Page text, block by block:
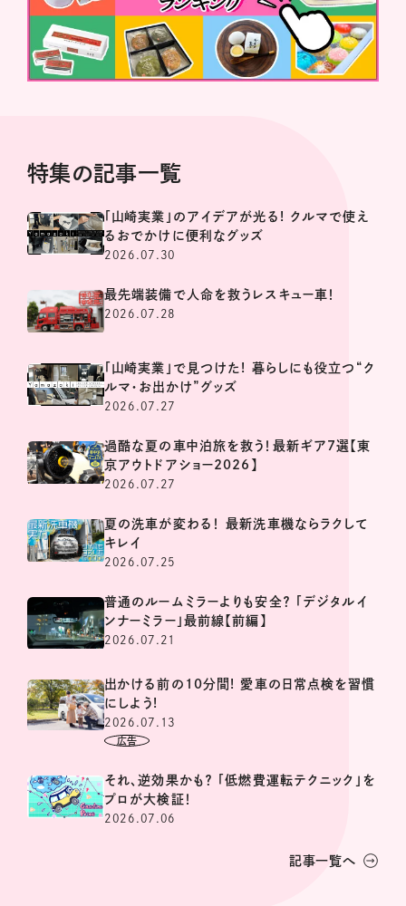
特集の記事一覧
「山崎実業」のアイデアが光る! クルマで使え
るおでかけに便利なグッズ
2026.07.30
最先端装備で人命を救うレスキュー車！
2026.07.28
「山崎実業」で見つけた! 暮らしにも役立つ“ク
ルマ・お出かけ”グッズ
2026.07.27
過酷な夏の車中泊旅を救う！最新ギア7選【東
京アウトドアショー2026】
2026.07.27
夏の洗車が変わる！ 最新洗車機ならラクして
キレイ
2026.07.25
普通のルームミラーよりも安全？ 「デジタルイ
ンナーミラー」最前線【前編】
2026.07.21
出かける前の10分間! 愛車の日常点検を習慣
にしよう!
2026.07.13
それ、逆効果かも？ 「低燃費運転テクニック」を
プロが大検証！
2026.07.06
記事一覧へ